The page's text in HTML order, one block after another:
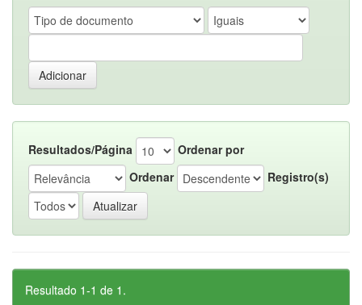
Resultados/Página
Ordenar por
Ordenar
Registro(s)
Resultado 1-1 de 1.